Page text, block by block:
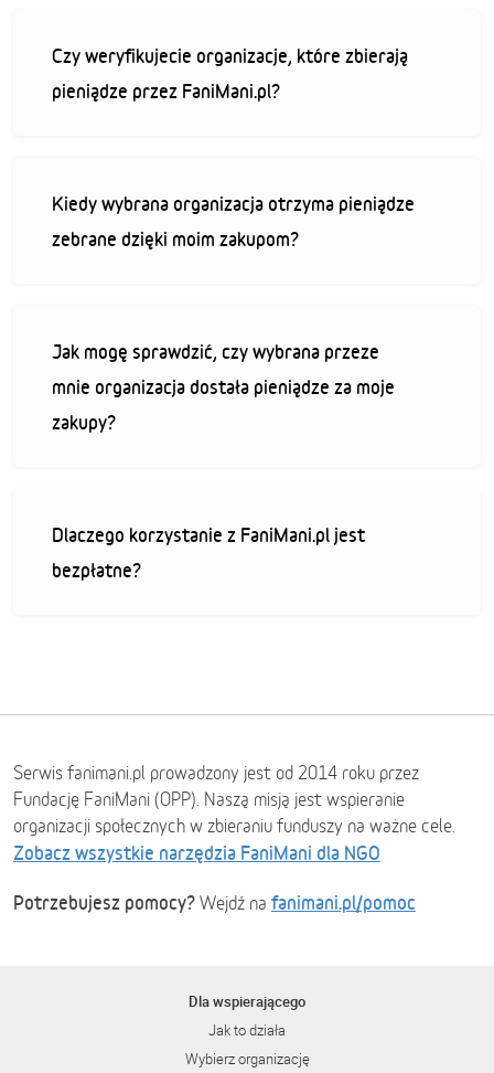
Czy weryfikujecie organizacje, które zbierają
pieniądze przez FaniMani.pl?
Kiedy wybrana organizacja otrzyma pieniądze
zebrane dzięki moim zakupom?
Jak mogę sprawdzić, czy wybrana przeze
mnie organizacja dostała pieniądze za moje
zakupy?
Dlaczego korzystanie z FaniMani.pl jest
bezpłatne?
Serwis fanimani.pl prowadzony jest od 2014 roku przez
Fundację FaniMani (OPP). Naszą misją jest wspieranie
organizacji społecznych w zbieraniu funduszy na ważne cele.
Zobacz wszystkie narzędzia FaniMani dla NGO
Potrzebujesz pomocy? Wejdź na fanimani.pl/pomoc
Dla wspierającego
Jak to działa
Wybierz organizację